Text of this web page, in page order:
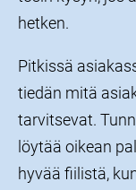
hetken.
Pitkissä
tiedän mitä
tarvitsevat.
löytää oikean
hyvää fiilistä,